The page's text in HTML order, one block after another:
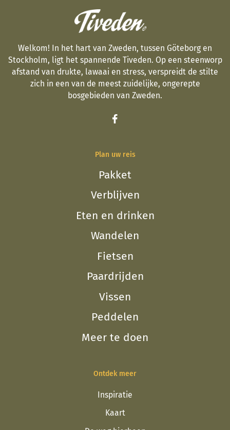
Welkom! In het hart van Zweden, tussen Göteborg en
Stockholm, ligt het spannende Tiveden. Op een steenworp
afstand van drukte, lawaai en stress, verspreidt de stilte
zich in een van de meest zuidelijke, ongerepte
bosgebieden van Zweden.
Plan uw reis
Pakket
Verblijven
Eten en drinken
Wandelen
Fietsen
Paardrijden
Vissen
Peddelen
Meer te doen
Ontdek meer
Inspiratie
Kaart